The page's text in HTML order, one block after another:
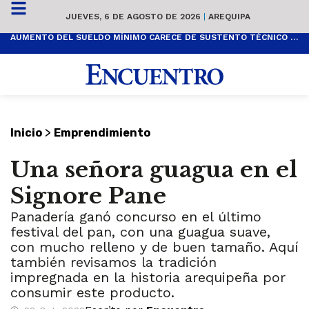
JUEVES, 6 DE AGOSTO DE 2026 | AREQUIPA
AUMENTO DEL SUELDO MÍNIMO CARECE DE SUSTENTO TÉCNICO Y ES POPULISTA
Inicio > Emprendimiento
Una señora guagua en el
Signore Pane
Panadería ganó concurso en el último
festival del pan, con una guagua suave,
con mucho relleno y de buen tamaño. Aquí
también revisamos la tradición
impregnada en la historia arequipeña por
consumir este producto.